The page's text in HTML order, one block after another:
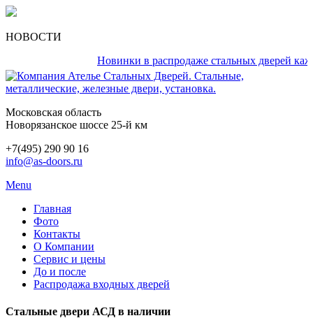
НОВОСТИ
Новинки в распродаже стальных дверей каждый
Московская область
Новорязанское шоссе 25-й км
+7(495) 290 90 16
info@as-doors.ru
Menu
Главная
Фото
Контакты
О Компании
Сервис и цены
До и после
Распродажа входных дверей
Стальные двери АСД в наличии